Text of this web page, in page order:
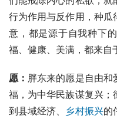
意，都是源于自我种下
福、健康、美满，都来自
愿：胖东来的愿是自由和
到县域经济、乡村振兴的
根，唯有立志，才能成就